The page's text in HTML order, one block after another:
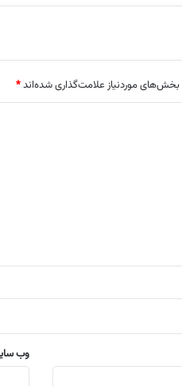
بخش‌های موردنیاز علامت‌گذاری شده‌اند*
وب‌